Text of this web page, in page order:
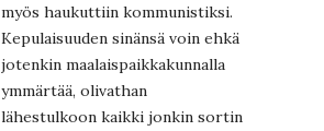
myös haukuttiin kommunistiksi.
Kepulaisuuden sinänsä voin ehkä
jotenkin maalaispaikkakunnalla
ymmärtää, olivathan
lähestulkoon kaikki jonkin sortin